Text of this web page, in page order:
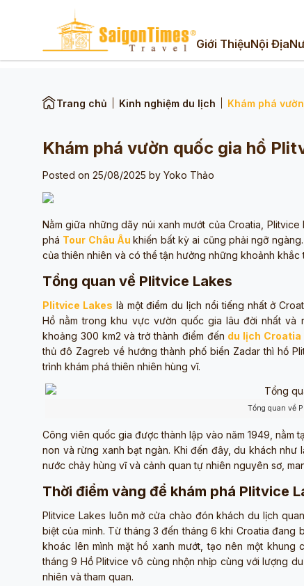
Giới ThiệuNội Địa
Trang chủ Kinh nghiệm du lịch Khám phá
Khám phá vườn quốc gia hồ
Posted on 25/08/2025 by Yoko Thảo
Nằm giữa những dãy núi xanh mướt của Croatia,
phá Tour Châu Âukhiến bất kỳ ai cũng phải ngỡ
của thiên nhiên và có thể tận hưởng những khoảnh
Tổng quan về Plitvice Lakes
Plitvice Lakes là một điểm du lịch nổi tiếng nhất ở
Hồ nằm trong khu vực vườn quốc gia lâu đời nhất và
khoảng 300 km2 và trở thành điểm đến du lịch Croatia
thủ đô Zagreb về hướng thành phố biển Zadar thì hồ
trình khám phá thiên nhiên hùng vĩ.
Tổng quan về
Công viên quốc gia được thành lập vào năm 1949, nằm
non và rừng xanh bạt ngàn. Khi đến đây, du khách
nước chảy hùng vĩ và cảnh quan tự nhiên nguyên sơ,
Thời điểm vàng để khám phá Plitvice
Plitvice Lakes luôn mở cửa chào đón khách du lịch
biệt của mình. Từ tháng 3 đến tháng 6 khi Croatia
khoác lên mình mặt hồ xanh mướt, tạo nên một
tháng 9 Hồ Plitvice vô cùng nhộn nhịp cùng với lượng
nhiên và tham quan.